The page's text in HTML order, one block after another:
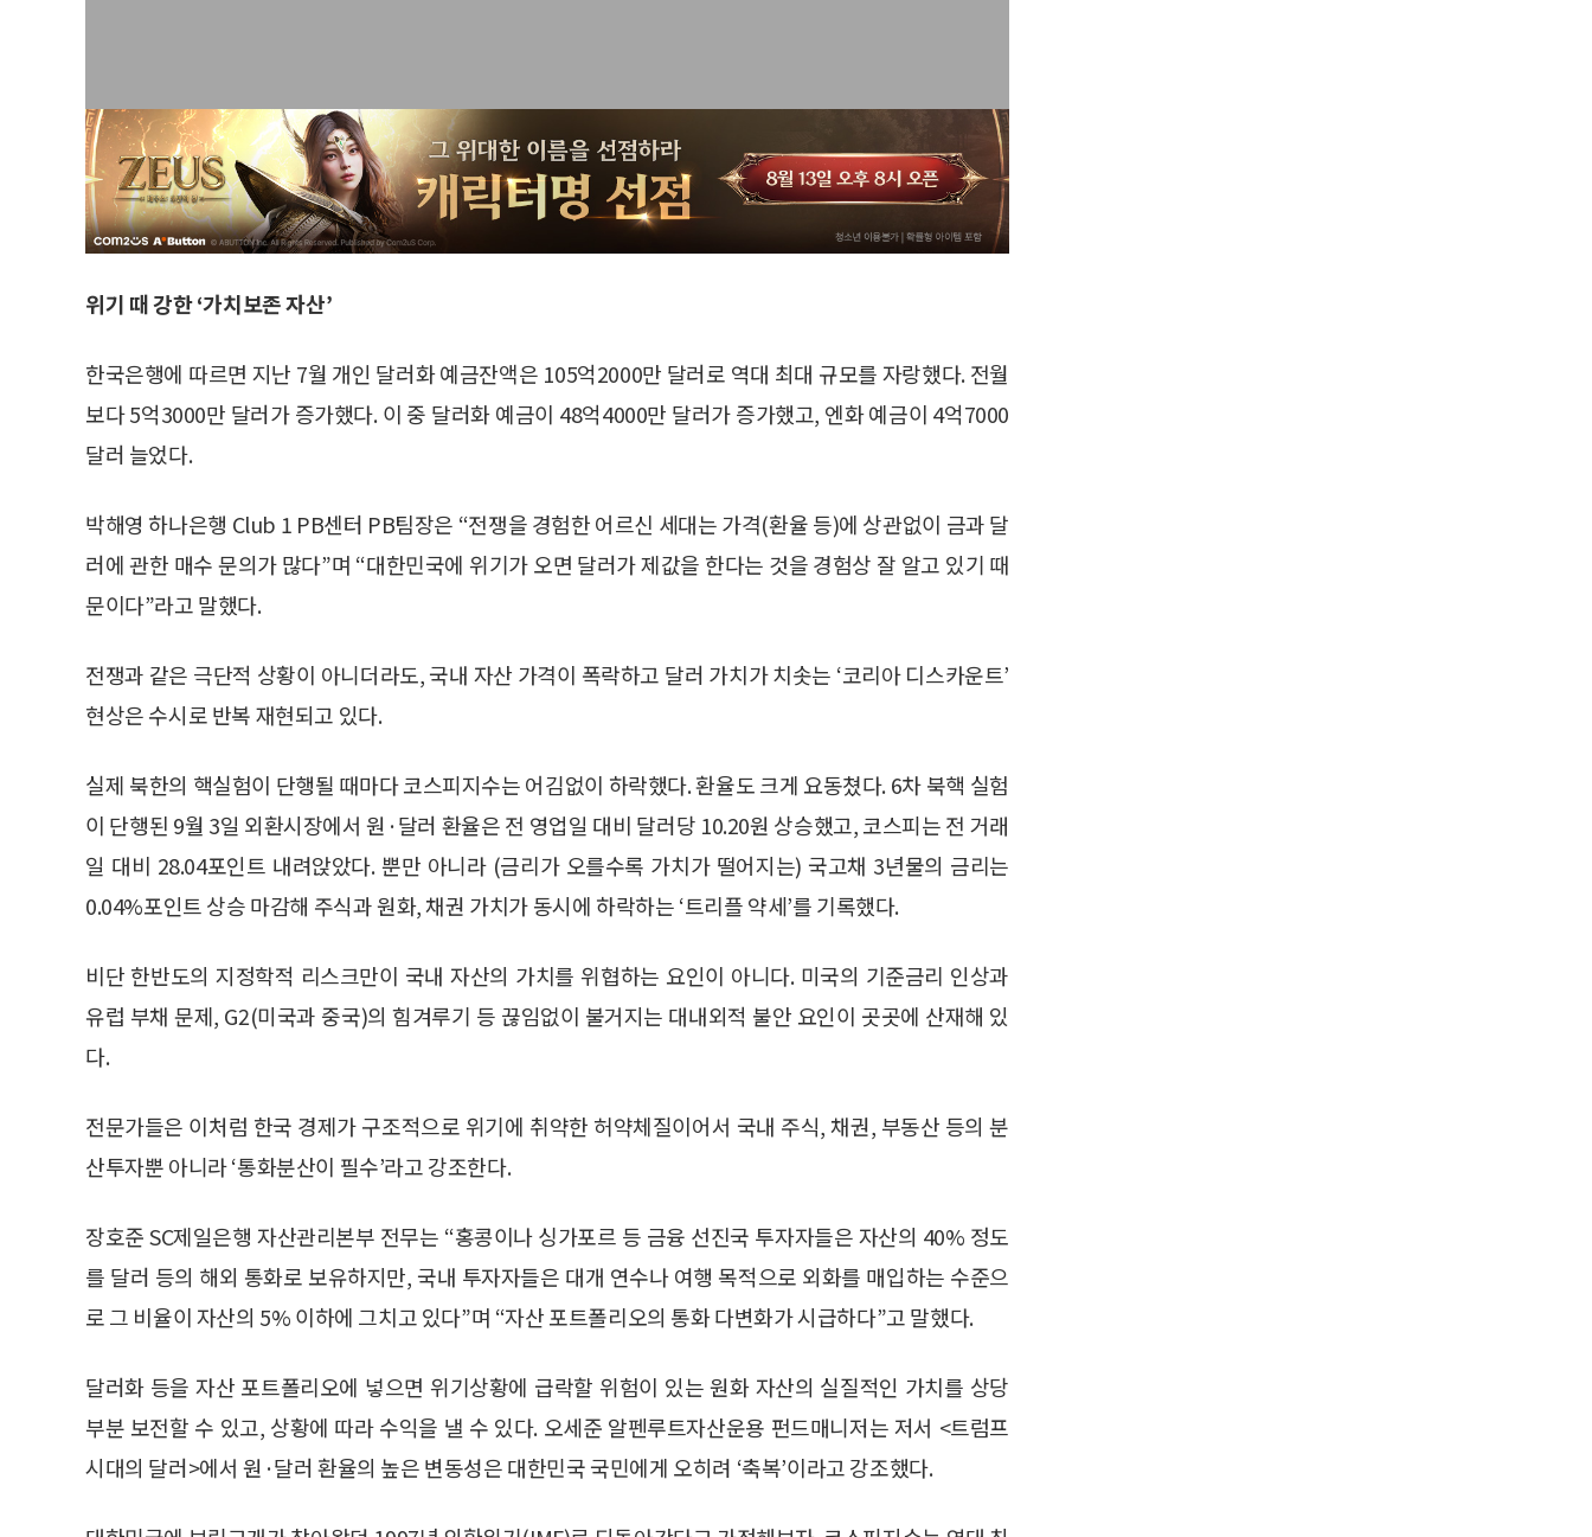
위기 때 강한 ‘가치보존 자산’
한국은행에 따르면 지난 7월 개인 달러화 예금잔액은 105억2000만 달러로 역대 최대 규모를 자랑했다. 전월
보다 5억3000만 달러가 증가했다. 이 중 달러화 예금이 48억4000만 달러가 증가했고, 엔화 예금이 4억7000
달러 늘었다.
박해영 하나은행 Club 1 PB센터 PB팀장은 “전쟁을 경험한 어르신 세대는 가격(환율 등)에 상관없이 금과 달
러에 관한 매수 문의가 많다”며 “대한민국에 위기가 오면 달러가 제값을 한다는 것을 경험상 잘 알고 있기 때
문이다”라고 말했다.
전쟁과 같은 극단적 상황이 아니더라도, 국내 자산 가격이 폭락하고 달러 가치가 치솟는 ‘코리아 디스카운트’
현상은 수시로 반복 재현되고 있다.
실제 북한의 핵실험이 단행될 때마다 코스피지수는 어김없이 하락했다. 환율도 크게 요동쳤다. 6차 북핵 실험
이 단행된 9월 3일 외환시장에서 원·달러 환율은 전 영업일 대비 달러당 10.20원 상승했고, 코스피는 전 거래
일 대비 28.04포인트 내려앉았다. 뿐만 아니라 (금리가 오를수록 가치가 떨어지는) 국고채 3년물의 금리는
0.04%포인트 상승 마감해 주식과 원화, 채권 가치가 동시에 하락하는 ‘트리플 약세’를 기록했다.
비단 한반도의 지정학적 리스크만이 국내 자산의 가치를 위협하는 요인이 아니다. 미국의 기준금리 인상과
유럽 부채 문제, G2(미국과 중국)의 힘겨루기 등 끊임없이 불거지는 대내외적 불안 요인이 곳곳에 산재해 있
다.
전문가들은 이처럼 한국 경제가 구조적으로 위기에 취약한 허약체질이어서 국내 주식, 채권, 부동산 등의 분
산투자뿐 아니라 ‘통화분산이 필수’라고 강조한다.
장호준 SC제일은행 자산관리본부 전무는 “홍콩이나 싱가포르 등 금융 선진국 투자자들은 자산의 40% 정도
를 달러 등의 해외 통화로 보유하지만, 국내 투자자들은 대개 연수나 여행 목적으로 외화를 매입하는 수준으
로 그 비율이 자산의 5% 이하에 그치고 있다”며 “자산 포트폴리오의 통화 다변화가 시급하다”고 말했다.
달러화 등을 자산 포트폴리오에 넣으면 위기상황에 급락할 위험이 있는 원화 자산의 실질적인 가치를 상당
부분 보전할 수 있고, 상황에 따라 수익을 낼 수 있다. 오세준 알펜루트자산운용 펀드매니저는 저서 <트럼프
시대의 달러>에서 원·달러 환율의 높은 변동성은 대한민국 국민에게 오히려 ‘축복’이라고 강조했다.